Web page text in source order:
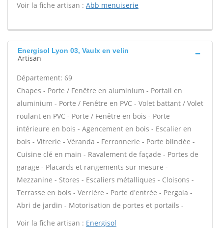
Voir la fiche artisan : Abb menuiserie
Energisol Lyon 03, Vaulx en velin
Artisan
Département: 69
Chapes - Porte / Fenêtre en aluminium - Portail en
aluminium - Porte / Fenêtre en PVC - Volet battant / Volet
roulant en PVC - Porte / Fenêtre en bois - Porte
intérieure en bois - Agencement en bois - Escalier en
bois - Vitrerie - Véranda - Ferronnerie - Porte blindée -
Cuisine clé en main - Ravalement de façade - Portes de
garage - Placards et rangements sur mesure -
Mezzanine - Stores - Escaliers métalliques - Cloisons -
Terrasse en bois - Verrière - Porte d'entrée - Pergola -
Abri de jardin - Motorisation de portes et portails -
Voir la fiche artisan : Energisol